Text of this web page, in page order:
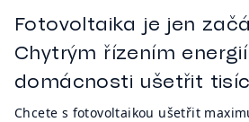
Fotovoltaika je jen
Chytrým řízením
domácnosti ušetřit
Chcete s fotovoltaikou ušetřit